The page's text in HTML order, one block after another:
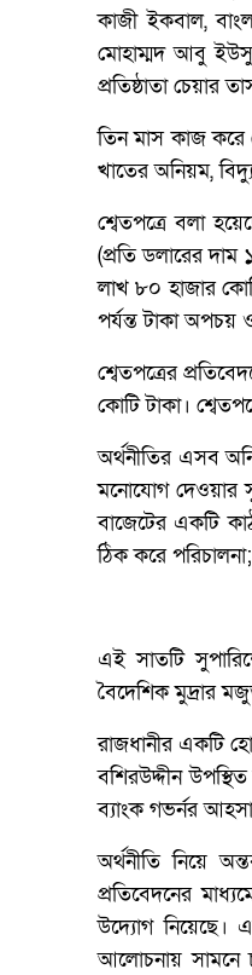
কাজী ইকবাল,
মোহাম্মদ আবু
প্রতিষ্ঠাতা চেয়ার
তিন মাস কাজ করে
খাতের অনিয়ম,
শ্বেতপত্রে বলা
(প্রতি ডলারের
লাখ ৮০ হাজার
পর্যন্ত টাকা অপচয়
শ্বেতপত্রের
কোটি টাকা।
অর্থনীতির এসব
মনোযোগ দেওয়ার
বাজেটের একটি
ঠিক করে
এই সাতটি
বৈদেশিক মুদ্রার
রাজধানীর একটি
বশিরউদ্দীন
ব্যাংক গভর্নর
অর্থনীতি নিয়ে
প্রতিবেদনের
উদ্যোগ নিয়েছে।
আলোচনায় সামনে